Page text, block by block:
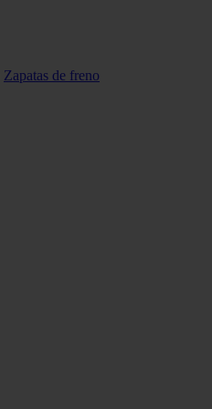
Zapatas de freno